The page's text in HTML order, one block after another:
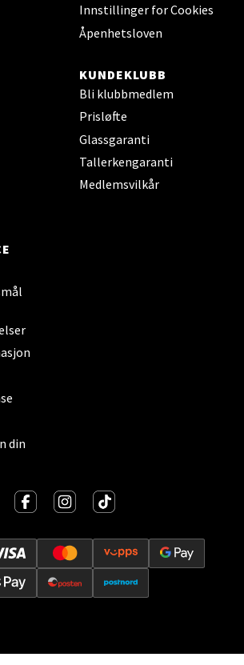
Innstillinger for Cookies
Åpenhetsloven
KUNDEKLUBB
Bli klubbmedlem
Prisløfte
Glassgaranti
Tallerkengaranti
Medlemsvilkår
din
5401 Stord
15
Velg
- 9, 0485 Oslo
19
- Strandtorget
18
Velg